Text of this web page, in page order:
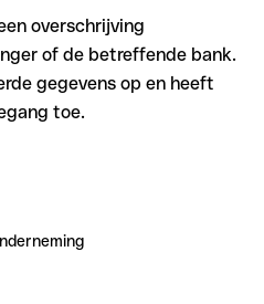
overschrijving
of de betreffende bank.
gegevens op en heeft
toe.